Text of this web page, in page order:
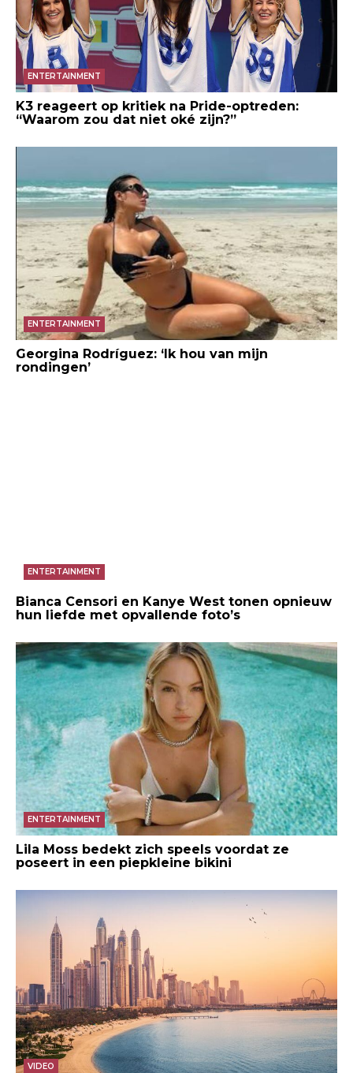
ENTERTAINMENT
K3 reageert op kritiek na Pride-optreden:
“Waarom zou dat niet oké zijn?”
ENTERTAINMENT
Georgina Rodríguez: ‘Ik hou van mijn
rondingen’
ENTERTAINMENT
Bianca Censori en Kanye West tonen opnieuw
hun liefde met opvallende foto’s
ENTERTAINMENT
Lila Moss bedekt zich speels voordat ze
poseert in een piepkleine bikini
VIDEO